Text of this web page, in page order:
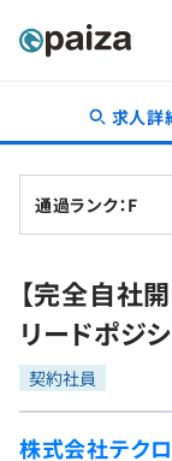
転職・キャリア
転職成功ガイド
転職エージェント
インタビュー
転職成功ガイド
新卒就活
求人検索
本選考
インターン
学習
問題集
プログラミング言語
ゲーム・マンガ
求人詳
通過ランク：F
【完全自社
リードポジ
契約社員
株式会社テク